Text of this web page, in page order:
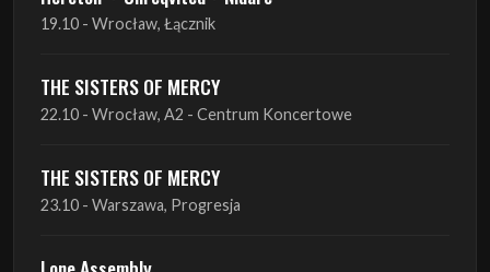
22.10 - Wrocław, A2 - Centrum Koncertowe
THE SISTERS OF MERCY
Lone Assembly
Lone Assembly